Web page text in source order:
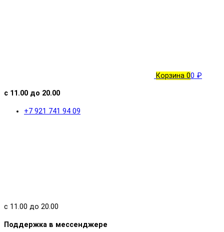
Корзина 00 ₽
с 11.00 до 20.00
+7 921 741 94 09
с 11.00 до 20.00
Поддержка в мессенджере